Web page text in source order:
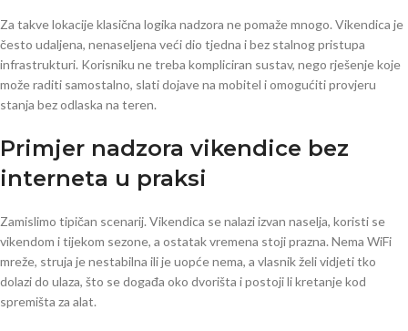
Za takve lokacije klasična logika nadzora ne pomaže mnogo. Vikendica je
često udaljena, nenaseljena veći dio tjedna i bez stalnog pristupa
infrastrukturi. Korisniku ne treba kompliciran sustav, nego rješenje koje
može raditi samostalno, slati dojave na mobitel i omogućiti provjeru
stanja bez odlaska na teren.
Primjer nadzora vikendice bez
interneta u praksi
Zamislimo tipičan scenarij. Vikendica se nalazi izvan naselja, koristi se
vikendom i tijekom sezone, a ostatak vremena stoji prazna. Nema WiFi
mreže, struja je nestabilna ili je uopće nema, a vlasnik želi vidjeti tko
dolazi do ulaza, što se događa oko dvorišta i postoji li kretanje kod
spremišta za alat.